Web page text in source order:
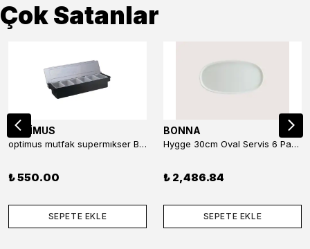
Çok Satanlar
OPTİMUS
optimus mutfak supermıkser Bar Konteyner 6'lı 50×16×9 cm Kapaklı Polikarbon Organizer Bar & Kafe
₺ 550.00
SEPETE EKLE
BONNA
Hygge 30cm Oval Servis 6 Parça
₺ 2,486.84
SEPETE EKLE